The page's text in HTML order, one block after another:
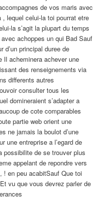
de vos maris avec
lequel celui-la toi pourrat etre
la s’agit la plupart du temps
achoppes un qui Bad Sauf
d’un principal duree de
Il acheminera achever une
des renseignements via
differents autres
consulter tous les
domineraient s’adapter a
de cote comparables
partie web orient une
ne jamais la boulot d’une
une entreprise a l’egard de
possibilite de se trouver plus
appelant de repondre vers
! en peu acabitSauf Que toi
vu que vous devrez parler de